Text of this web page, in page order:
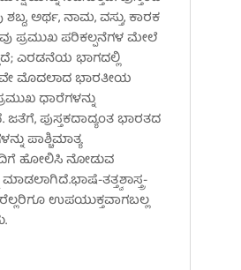
ಅರ್ಥ, ನಾಮ, ವಸ್ತು, ಕಾರಕ
ಪ್ರಮುಖ ಪರಿಕಲ್ಪನೆಗಳ ಮೇಲೆ
ಎರಡನೆಯ ಭಾಗದಲ್ಲಿ
ಮೊದಲಾದ ಭಾರತೀಯ
ಧಾರೆಗಳನ್ನು
ಜತೆಗೆ, ಪುಸ್ತಕದಾದ್ಯಂತ ಭಾರತದ
ಪಾಶ್ಚಿಮಾತ್ಯ
ಹೋಲಿಸಿ ನೋಡುವ
ತತ್ತ್ವಶಾಸ್ತ್ರ-
ಉಪಯುಕ್ತವಾಗಬಲ್ಲ